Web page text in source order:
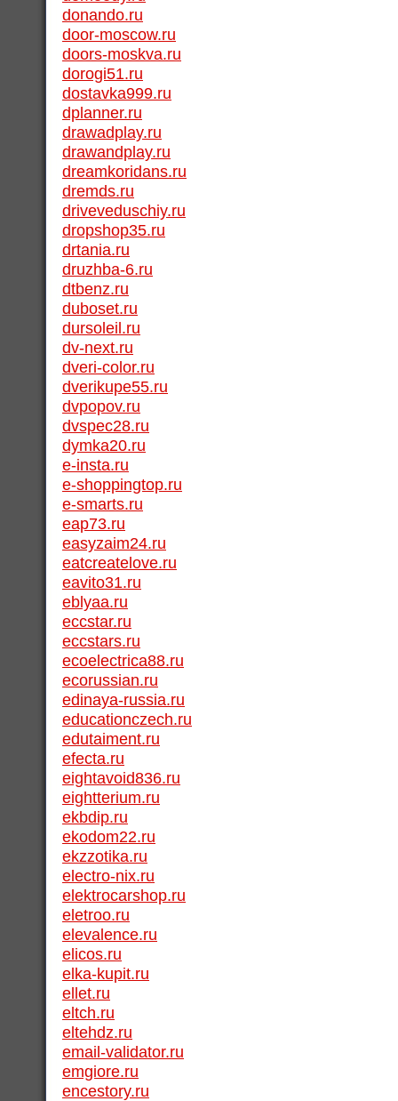
donando.ru
door-moscow.ru
doors-moskva.ru
dorogi51.ru
dostavka999.ru
dplanner.ru
drawadplay.ru
drawandplay.ru
dreamkoridans.ru
dremds.ru
driveveduschiy.ru
dropshop35.ru
drtania.ru
druzhba-6.ru
dtbenz.ru
duboset.ru
dursoleil.ru
dv-next.ru
dveri-color.ru
dverikupe55.ru
dvpopov.ru
dvspec28.ru
dymka20.ru
e-insta.ru
e-shoppingtop.ru
e-smarts.ru
eap73.ru
easyzaim24.ru
eatcreatelove.ru
eavito31.ru
eblyaa.ru
eccstar.ru
eccstars.ru
ecoelectrica88.ru
ecorussian.ru
edinaya-russia.ru
educationczech.ru
edutaiment.ru
efecta.ru
eightavoid836.ru
eightterium.ru
ekbdip.ru
ekodom22.ru
ekzzotika.ru
electro-nix.ru
elektrocarshop.ru
eletroo.ru
elevalence.ru
elicos.ru
elka-kupit.ru
ellet.ru
eltch.ru
eltehdz.ru
email-validator.ru
emgiore.ru
encestory.ru